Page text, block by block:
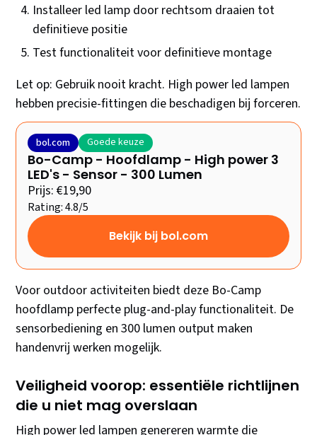
Installeer led lamp door rechtsom draaien tot
definitieve positie
Test functionaliteit voor definitieve montage
Let op: Gebruik nooit kracht. High power led lampen
hebben precisie-fittingen die beschadigen bij forceren.
bol.com Goede keuze
Bo-Camp - Hoofdlamp - High power 3
LED's - Sensor - 300 Lumen
Prijs: €19,90
Rating: 4.8/5
Bekijk bij bol.com
Voor outdoor activiteiten biedt deze Bo-Camp
hoofdlamp perfecte plug-and-play functionaliteit. De
sensorbediening en 300 lumen output maken
handenvrij werken mogelijk.
Veiligheid voorop: essentiële richtlijnen
die u niet mag overslaan
High power led lampen genereren warmte die